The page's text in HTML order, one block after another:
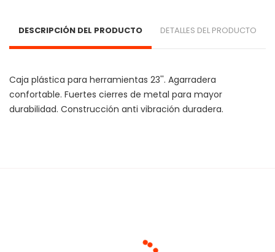
DESCRIPCIÓN DEL PRODUCTO DETALLES DEL PRODUCTO
Caja plástica para herramientas 23''. Agarradera
confortable. Fuertes cierres de metal para mayor
durabilidad. Construcción anti vibración duradera.